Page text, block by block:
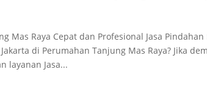
Mas Raya Cepat dan Profesional Jasa
di Perumahan Tanjung Mas Raya? Jika
layanan Jasa...